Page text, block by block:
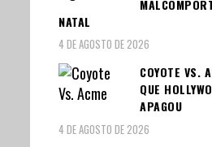
NATAL
4 DE AGOSTO DE 2026
COYOTE VS.
QUE
APAGOU
4 DE AGOSTO DE 2026